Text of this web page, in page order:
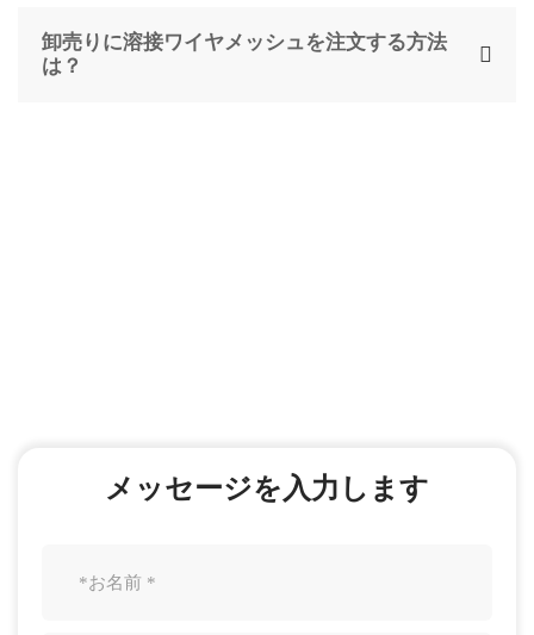
卸売りに溶接ワイヤメッシュを注文する方法
は？
メッセージを入力します